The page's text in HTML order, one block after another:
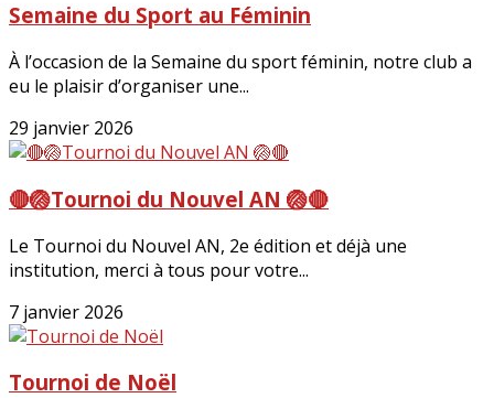
Semaine du Sport au Féminin
À l’occasion de la Semaine du sport féminin, notre club a
eu le plaisir d’organiser une...
29 janvier 2026
🔴🏐Tournoi du Nouvel AN 🏐🔴
Le Tournoi du Nouvel AN, 2e édition et déjà une
institution, merci à tous pour votre...
7 janvier 2026
Tournoi de Noël